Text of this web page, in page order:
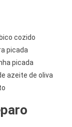
cozido
picada
picada
azeite de oliva